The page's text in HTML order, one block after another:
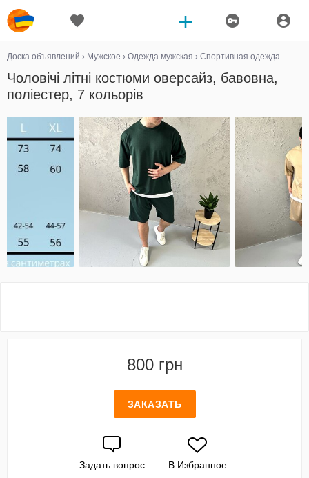
Доска объявлений › Мужское › Одежда мужская › Спортивная одежда
Чоловічі літні костюми оверсайз, бавовна,
поліестер, 7 кольорів
800 грн
ЗАКАЗАТЬ
Задать вопрос В Избранное